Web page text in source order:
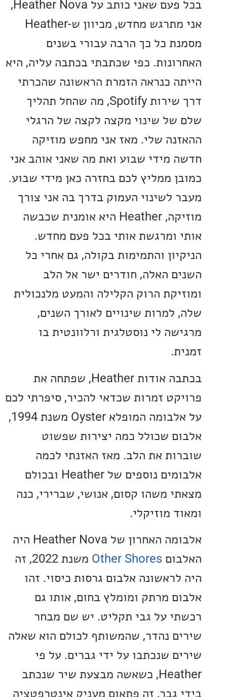
אני מתרגש מחדש, מכיוון ש-Heather
כל כך הרבה עבורי בשנים
כפי שכתבתי בכתבה עליה, היא
כנראה הזמרת הראשונה שהכרתי
דרך שירות Spotify, מה שהחל תהליך
שינוי מקצה לקצה של הרגלי
שלי. מאז אני מחפש מוזיקה
מידי שבוע ואת מה שאני אוהב אני
ממליץ לכם בחזרה כאן מידי שבוע.
לשינוי העמוק בדרך בה אני צורך
מוזיקה, Heather היא אומנית שכבשה
ומרגשת אותי בכל פעם מחדש.
והתמימות בקולה, גם אחרי כל
האלה, חודרים ישר אל הלב
הרוק הקלילה והמעט מלנכולית
למרות שינויים לאורך השנים,
לי נוסטלגית ורלוונטית בו
בכתבה אודות Heather, שפתחה את
זמרות שכדאי להכיר, סיפרתי לכם
על אלבומה המופלא Oyster משנת 1994,
שכולל כמה יצירות שפשוט
את הלב. מאז האזנתי לכמה
אלבומים נוספים של Heather ובכולם
משהו קסום, אנושי, שברירי, כנה
מוזיקלי.
אלבומה האחרון של Heather Nova היה
Other Shores
משנת 2022, זה
אלבום גרסות כיסוי. זהו
מרתק ומומלץ בחום, אותו גם
על גבי תקליט. יש שם מבחר
נהדר, שהמשותף לכולם הוא שאלה
שנכתבו על ידי גברים. על פי
Heather, כשאשה מבצעת שיר שנכתב
גבר, זה פתאום מעניק אינטרפטציה